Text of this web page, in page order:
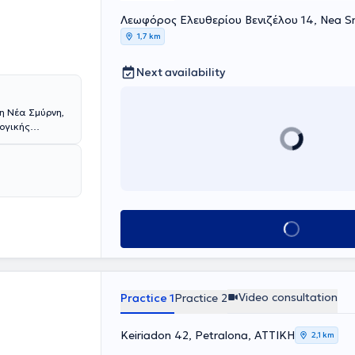
Νέα Σμύρνη,
Επιπλέον,
Είναι
στη
Λεωφόρος Ελευθερίου Βενιζέλου 14, Nea
1,7 km
Next availability
Book appointment
Practice 1Practice 2 Video consultation
Keiriadon 42, Petralona, ΑΤΤΙΚΗ 2,1 km